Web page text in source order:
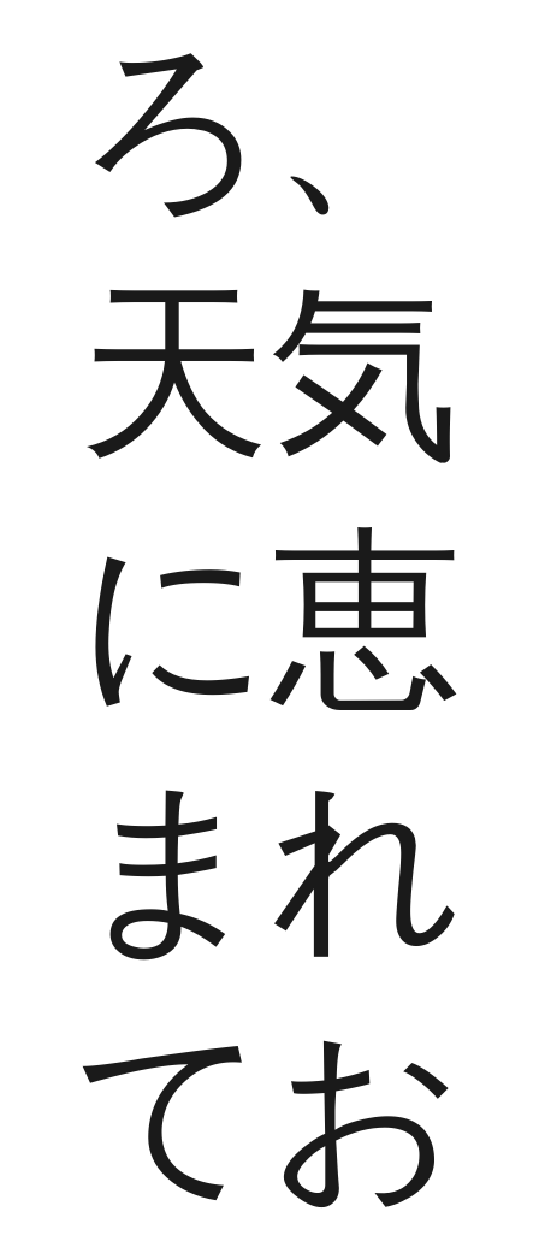
ろ、
天気
に恵
まれ
てお